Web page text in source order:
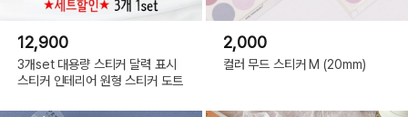
12,900
3개set 대용량 스티커 달력 표시
스티커 인테리어 원형 스티커 도트
2,000
컬러 무드 스티커 M (20mm)